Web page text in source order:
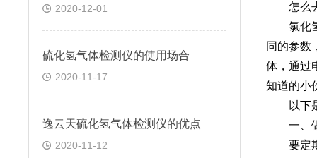
2020-12-01
硫化氢气体检测仪的使用场合
2020-11-17
逸云天硫化氢气体检测仪的优点
2020-11-12
怎么去
氯化氢
同的参数
体，通过
知道的小
以下是
一、
要定期